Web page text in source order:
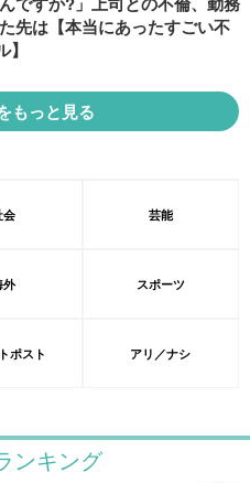
先は【本当にあったすごい不
もっと見る
会 芸能
外 スポーツ
ポスト アリ／ナシ